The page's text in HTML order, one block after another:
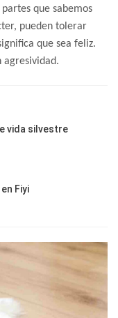
que sabemos
pueden tolerar
que sea feliz.
agresividad.
vida silvestre
Fiyi